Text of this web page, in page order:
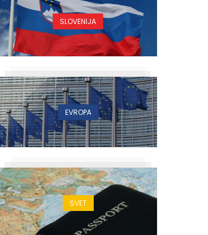
SLOVENIJA
EVROPA
SVET